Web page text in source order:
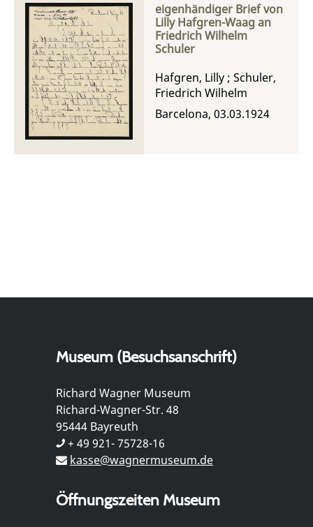
eigenhändiger Brief von
Lilly Hafgren-Waag an
Friedrich Wilhelm
Schuler
Hafgren, Lilly ; Schuler,
Friedrich Wilhelm
Barcelona, 03.03.1924
Museum (Besuchsanschrift)
Richard Wagner Museum
Richard-Wagner-Str. 48
95444 Bayreuth
+ 49 921- 75728-16
kasse@wagnermuseum.de
Öffnungszeiten Museum